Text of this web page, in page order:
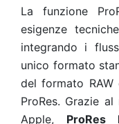
La funzione
esigenze
integrando i
unico formato
del formato
ProRes. Grazie
Apple, ProRes